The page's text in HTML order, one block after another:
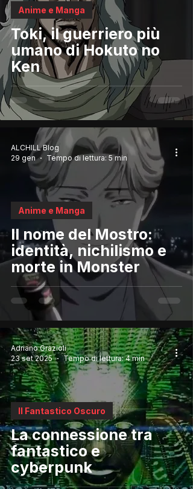
Toki, il guerriero più
umano di Hokuto no
Ken
Anime e Manga
Il nome del Mostro:
identità, nichilismo e
morte in Monster
Anime e Manga
ALCHILL Blog
29 gen
Tempo di lettura: 5 min
La connessione tra
fantastico e
cyberpunk
Il Fantastico Oscuro
Adriano Grazioli
23 set 2025
Tempo di lettura: 4 min